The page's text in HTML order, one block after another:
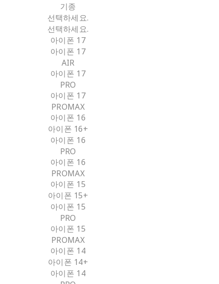
기종
선택하세요.
선택하세요.
아이폰 17
아이폰 17
AIR
아이폰 17
PRO
아이폰 17
PROMAX
아이폰 16
아이폰 16+
아이폰 16
PRO
아이폰 16
PROMAX
아이폰 15
아이폰 15+
아이폰 15
PRO
아이폰 15
PROMAX
아이폰 14
아이폰 14+
아이폰 14